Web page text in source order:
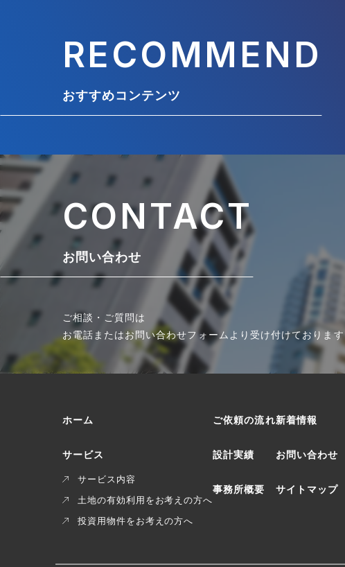
RECOMMEND
おすすめコンテンツ
CONTACT
お問い合わせ
ご相談・ご質問は
お電話またはお問い合わせフォームより受け付けております
ホーム
サービス
サービス内容
土地の有効利用をお考えの方へ
投資用物件をお考えの方へ
ご依頼の流れ
設計実績
事務所概要
新着情報
お問い合わせ
サイトマップ